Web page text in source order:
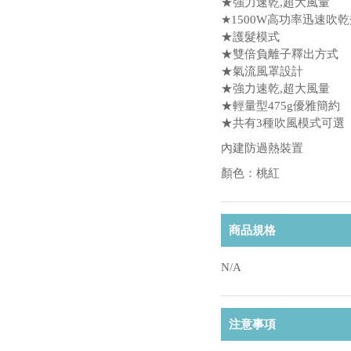
★1500W高功率迅速吹
★護髮模式
★雙倍負離子釋出方式
★氣流風罩設計
★強力速乾,超大風量
★輕量型475g優雅簡約
★共有3種吹風模式可選
內建防過熱裝置
顏色：桃紅
商品規格
N/A
注意事項